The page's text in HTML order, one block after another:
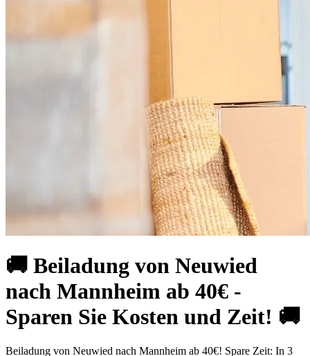
🚚 Beiladung von Neuwied
nach Mannheim ab 40€ -
Sparen Sie Kosten und Zeit! 🚚
Beiladung von Neuwied nach Mannheim ab 40€! Spare Zeit: In 3